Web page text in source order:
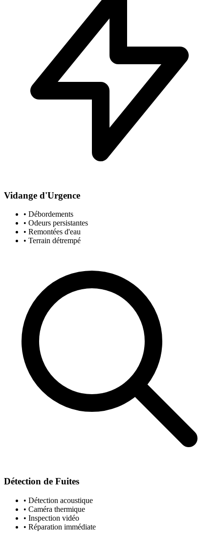
Vidange d'Urgence
• Débordements
• Odeurs persistantes
• Remontées d'eau
• Terrain détrempé
Détection de Fuites
• Détection acoustique
• Caméra thermique
• Inspection vidéo
• Réparation immédiate